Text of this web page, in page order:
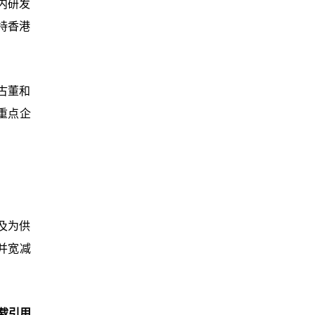
研发
香港
董和
点企
为供
宽减